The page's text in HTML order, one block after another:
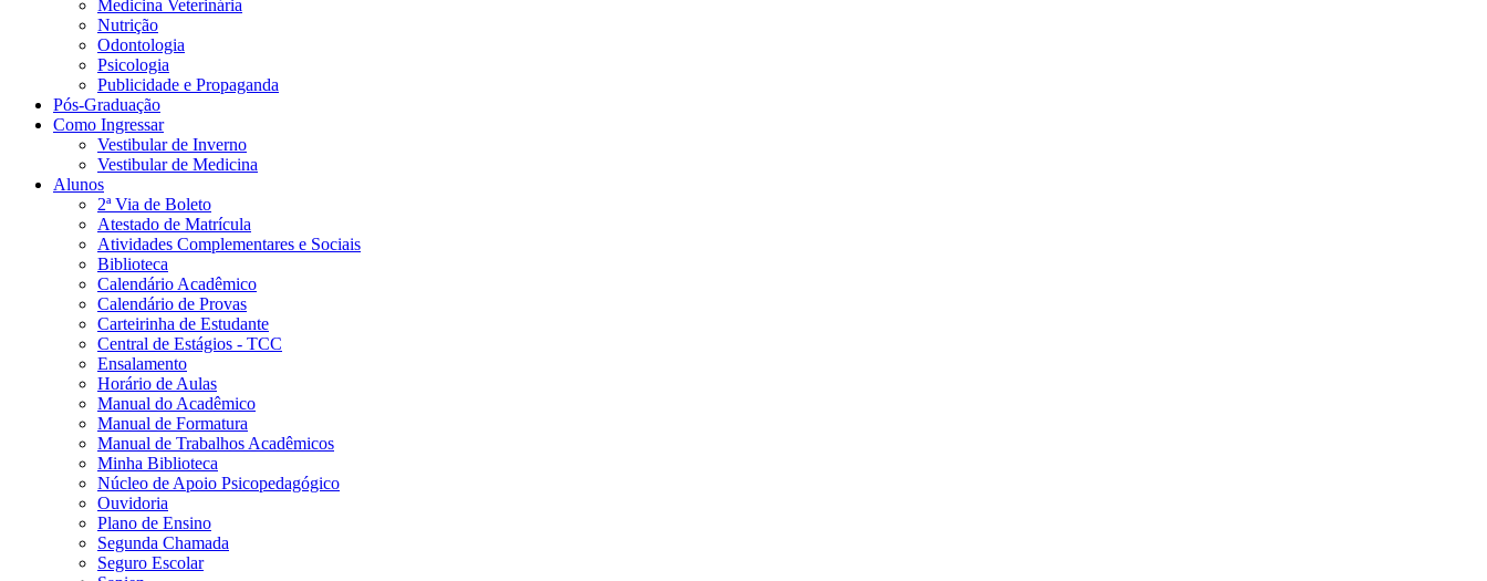
Medicina Veterinária
Nutrição
Odontologia
Psicologia
Publicidade e Propaganda
Pós-Graduação
Como Ingressar
Vestibular de Inverno
Vestibular de Medicina
Alunos
2ª Via de Boleto
Atestado de Matrícula
Atividades Complementares e Sociais
Biblioteca
Calendário Acadêmico
Calendário de Provas
Carteirinha de Estudante
Central de Estágios - TCC
Ensalamento
Horário de Aulas
Manual do Acadêmico
Manual de Formatura
Manual de Trabalhos Acadêmicos
Minha Biblioteca
Núcleo de Apoio Psicopedagógico
Ouvidoria
Plano de Ensino
Segunda Chamada
Seguro Escolar